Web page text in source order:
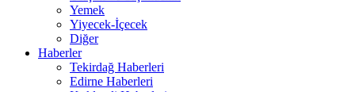
Yemek
Yiyecek-İçecek
Diğer
Haberler
Tekirdağ Haberleri
Edirne Haberleri